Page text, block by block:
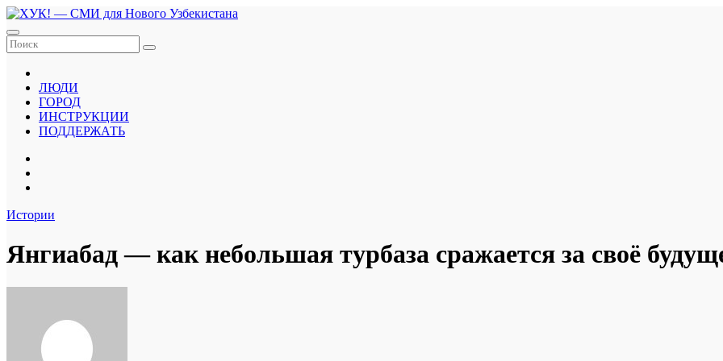
Перейти
к
содержанию
ЛЮДИ
ГОРОД
ИНСТРУКЦИИ
ПОДДЕРЖАТЬ
Истории
Янгиабад — как небольшая турбаза сражается за своё